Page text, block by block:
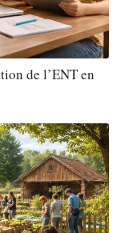
de l’ENT en